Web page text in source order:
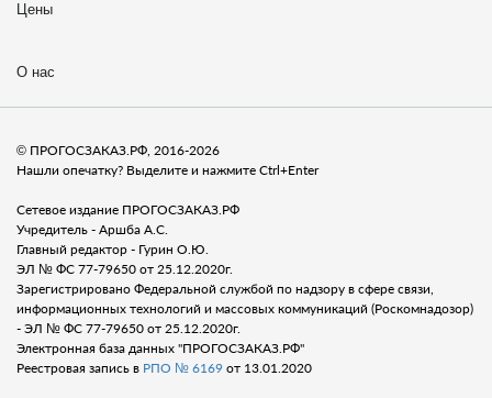
Цены
О нас
© ПРОГОСЗАКАЗ.РФ, 2016-2026
Нашли опечатку? Выделите и нажмите Ctrl+Enter
Сетевое издание ПРОГОСЗАКАЗ.РФ
Учредитель - Аршба А.С.
Главный редактор - Гурин О.Ю.
ЭЛ № ФС 77-79650 от 25.12.2020г.
Зарегистрировано Федеральной службой по надзору в сфере связи,
информационных технологий и массовых коммуникаций (Роскомнадозор)
- ЭЛ № ФС 77-79650 от 25.12.2020г.
Электронная база данных "ПРОГОСЗАКАЗ.РФ"
Реестровая запись в РПО № 6169 от 13.01.2020